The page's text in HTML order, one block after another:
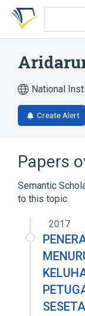
Skip
search
Skip
Skip
account
National
Create Alert
Papers
Semantic
to this topic.
2017